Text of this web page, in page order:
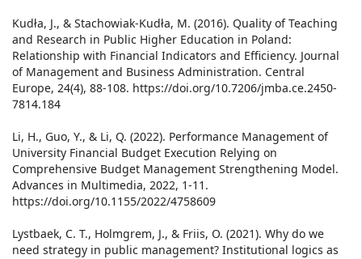
Kudła, J., & Stachowiak-Kudła, M. (2016). Quality of Teaching
and Research in Public Higher Education in Poland:
Relationship with Financial Indicators and Efficiency. Journal
of Management and Business Administration. Central
Europe, 24(4), 88-108. https://doi.org/10.7206/jmba.ce.2450-
7814.184
Li, H., Guo, Y., & Li, Q. (2022). Performance Management of
University Financial Budget Execution Relying on
Comprehensive Budget Management Strengthening Model.
Advances in Multimedia, 2022, 1-11.
https://doi.org/10.1155/2022/4758609
Lystbaek, C. T., Holmgrem, J., & Friis, O. (2021). Why do we
need strategy in public management? Institutional logics as